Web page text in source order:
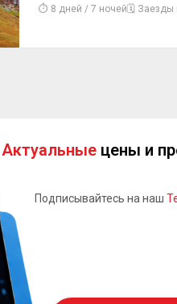
⏱ 8 дней / 7 ночей 🗓 Заезды
Подписывайтесь на наш
Актуальные цены и